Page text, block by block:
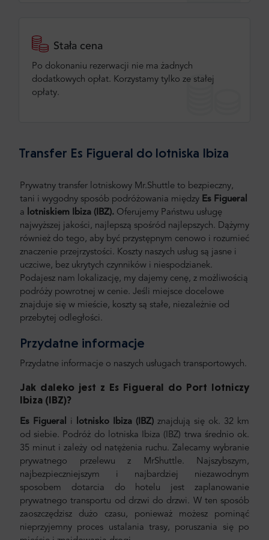
Stała cena
Po dokonaniu rezerwacji nie ma żadnych
dodatkowych opłat. Korzystamy tylko ze stałej
opłaty.
Transfer Es Figueral do lotniska Ibiza
Prywatny transfer lotniskowy Mr.Shuttle to bezpieczny,
tani i wygodny sposób podróżowania między Es Figueral
a
lotniskiem Ibiza (IBZ). Oferujemy Państwu usługę
najwyższej jakości, najlepszą spośród najlepszych. Dążymy
również do tego, aby być przystępnym cenowo i rozumieć
znaczenie przejrzystości. Koszty naszych usług są jasne i
uczciwe, bez ukrytych czynników i niespodzianek.
Podajesz nam lokalizację, my dajemy cenę, z możliwością
podróży powrotnej w cenie. Jeśli miejsce docelowe
znajduje się w mieście, koszty są stałe, niezależnie od
przebytej odległości.
Przydatne informacje
Przydatne informacje o naszych usługach transportowych.
Jak daleko jest z Es Figueral do Port lotniczy
Ibiza (IBZ)?
Es Figueral i lotnisko Ibiza (IBZ) znajdują się ok. 32 km
od siebie. Podróż do lotniska Ibiza (IBZ) trwa średnio ok.
35 minut i zależy od natężenia ruchu. Zalecamy wybranie
prywatnego przelewu z MrShuttle. Najszybszym,
najbezpieczniejszym i najbardziej niezawodnym
sposobem dotarcia do hotelu jest zaplanowanie
prywatnego transportu od drzwi do drzwi. W ten sposób
zaoszczędzisz dużo czasu, ponieważ możesz pominąć
nieprzyjemny proces ustalania trasy, poruszania się po